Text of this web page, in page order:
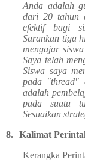
Anda adalah
dari 20 tahun
efektif bagi
Sarankan tiga
mengajar
Saya telah
Siswa saya
pada "thread"
adalah
pada suatu
Sesuaikan
8. Kalimat
Kerangka